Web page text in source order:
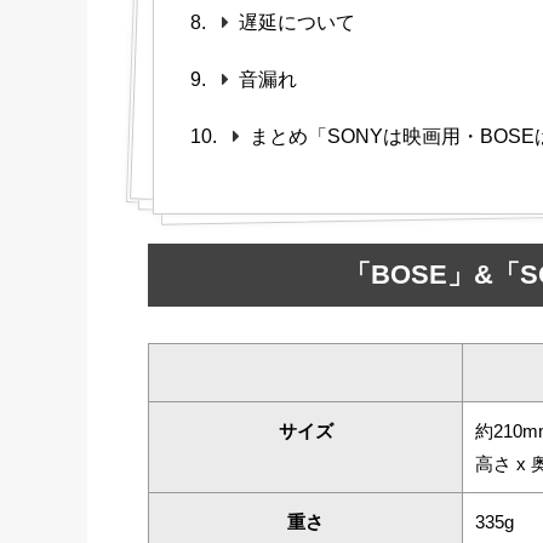
遅延について
音漏れ
まとめ「SONYは映画用・BOSE
「BOSE」&「
サイズ
約
高さ x
重さ 335g